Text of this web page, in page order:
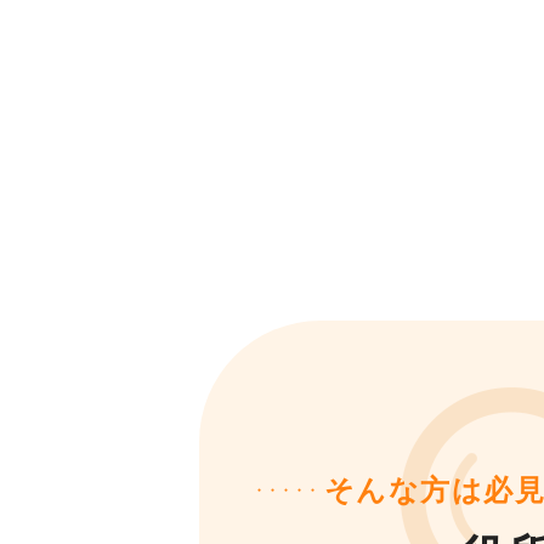
そんな方は必